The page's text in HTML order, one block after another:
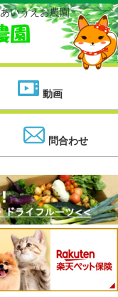
いうえお農園
動画
問合わせ